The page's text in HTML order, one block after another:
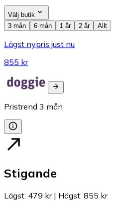
Välj butik
3 mån
6 mån 1 år 2 år Allt
Lägst nypris just nu
855 kr
Pristrend 3 mån
Stigande
Lägst: 479 kr| Högst: 855 kr